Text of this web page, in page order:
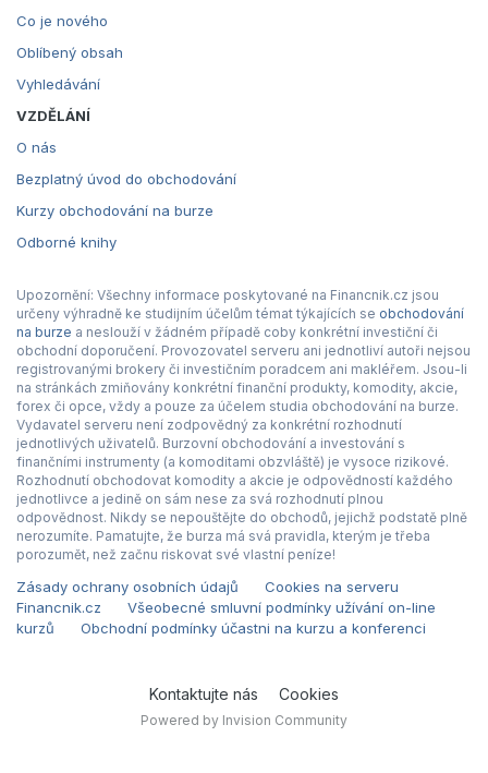
Co je nového
Oblíbený obsah
Vyhledávání
VZDĚLÁNÍ
O nás
Bezplatný úvod do obchodování
Kurzy obchodování na burze
Odborné knihy
Upozornění: Všechny informace poskytované na Financnik.cz jsou
určeny výhradně ke studijním účelům témat týkajících se obchodování
na burze a neslouží v žádném případě coby konkrétní investiční či
obchodní doporučení. Provozovatel serveru ani jednotliví autoři nejsou
registrovanými brokery či investičním poradcem ani makléřem. Jsou-li
na stránkách zmiňovány konkrétní finanční produkty, komodity, akcie,
forex či opce, vždy a pouze za účelem studia obchodování na burze.
Vydavatel serveru není zodpovědný za konkrétní rozhodnutí
jednotlivých uživatelů. Burzovní obchodování a investování s
finančními instrumenty (a komoditami obzvláště) je vysoce rizikové.
Rozhodnutí obchodovat komodity a akcie je odpovědností každého
jednotlivce a jedině on sám nese za svá rozhodnutí plnou
odpovědnost. Nikdy se nepouštějte do obchodů, jejichž podstatě plně
nerozumíte. Pamatujte, že burza má svá pravidla, kterým je třeba
porozumět, než začnu riskovat své vlastní peníze!
Zásady ochrany osobních údajů
Cookies na serveru
Financnik.cz
Všeobecné smluvní podmínky užívání on-line
kurzů
Obchodní podmínky účastni na kurzu a konferenci
Kontaktujte nás Cookies
Powered by Invision Community